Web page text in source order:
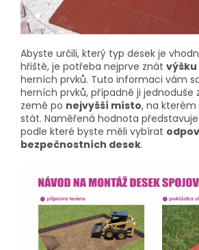
Abyste určili, který typ desek je
hřiště, je potřeba nejprve znát výšku
herních prvků. Tuto informaci vám
herních prvků, případně ji jednoduše
země po nejvyšší místo, na
stát. Naměřená hodnota představuje
podle které byste měli vybírat
bezpečnostních desek.